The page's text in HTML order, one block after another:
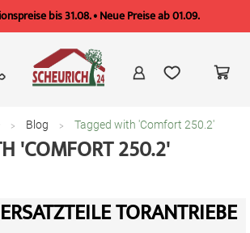
bis 31.08. • Neue Preise ab 01.09.
Blog Tagged with 'Comfort 250.2'
'COMFORT 250.2'
TORANTRIEBE